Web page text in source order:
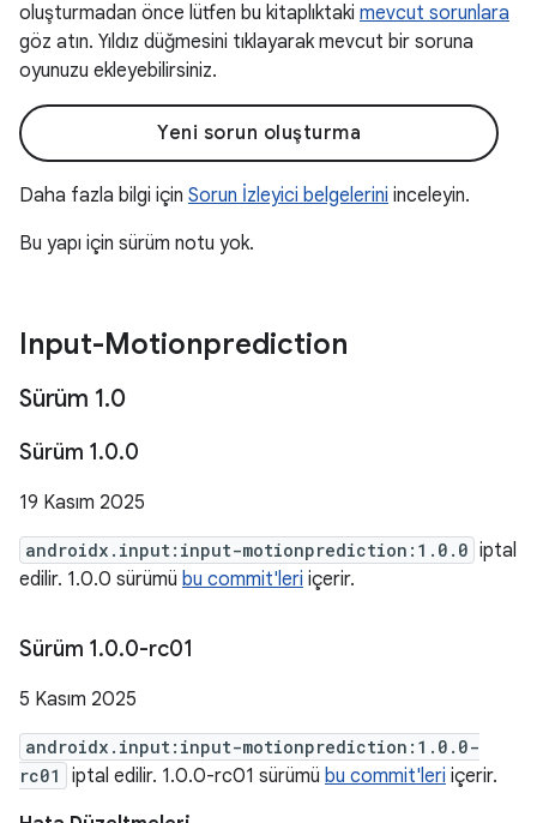
oluşturmadan önce lütfen bu kitaplıktaki mevcut sorunlara
göz atın. Yıldız düğmesini tıklayarak mevcut bir soruna
oyunuzu ekleyebilirsiniz.
Yeni sorun oluşturma
Daha fazla bilgi için Sorun İzleyici belgelerini inceleyin.
Bu yapı için sürüm notu yok.
Input-Motionprediction
Sürüm 1.0
Sürüm 1.0.0
19 Kasım 2025
androidx.input:input-motionprediction:1.0.0 iptal
edilir. 1.0.0 sürümü bu commit'leri içerir.
Sürüm 1.0.0-rc01
5 Kasım 2025
androidx.input:input-motionprediction:1.0.0-
rc01
iptal edilir. 1.0.0-rc01 sürümü bu commit'leri içerir.